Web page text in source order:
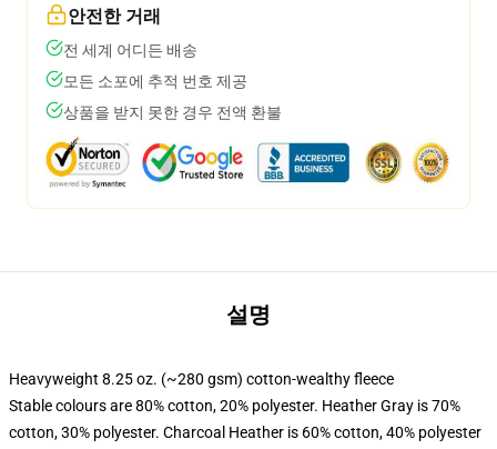
안전한 거래
전 세계 어디든 배송
모든 소포에 추적 번호 제공
상품을 받지 못한 경우 전액 환불
설명
Heavyweight 8.25 oz. (~280 gsm) cotton-wealthy fleece
Stable colours are 80% cotton, 20% polyester. Heather Gray is 70%
cotton, 30% polyester. Charcoal Heather is 60% cotton, 40% polyester